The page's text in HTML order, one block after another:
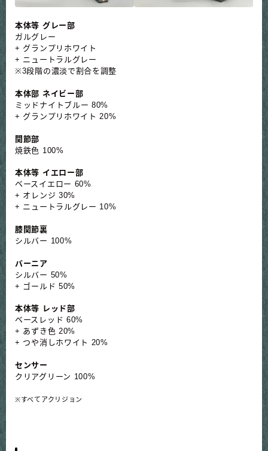
本体等 グレー部
ガルグレー
+ グランプリホワイト
+ ニュートラルグレー
※3段階の濃淡で割合を調整
本体部 ネイビー部
ミッドナイトブルー 80%
+ グランプリホワイト 20%
関節部
焼鉄色 100%
本体等 イエロー部
ベースイエロー 60%
+ オレンジ 30%
+ ニュートラルグレー 10%
膝関節裏
シルバー 100%
バーニア
シルバー 50%
+ ゴールド 50%
本体等 レッド部
ベースレッド 60%
+ あずき色 20%
+ つや消しホワイト 20%
センサー
クリアグリーン 100%
※すべてアクリジョン